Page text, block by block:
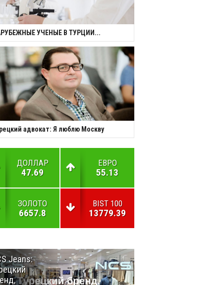
УЧЕНЫЕ В ТУРЦИИ...
адвокат: Я люблю Москву
ДОЛЛАР
47.69
ЕВРО
55.13
ЗОЛОТО
6657.8
BIST 100
13779.39
Jeans: